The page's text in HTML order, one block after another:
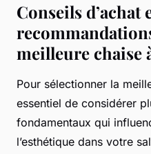
Conseils d’achat
meilleure chaise
Pour sélectionner la
essentiel de considérer
fondamentaux qui
l’esthétique dans votre